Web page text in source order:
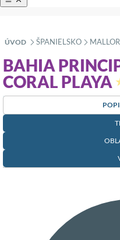
ÚVOD »
ŠPANIELSKO »
BAHIA
CORAL PLAYA